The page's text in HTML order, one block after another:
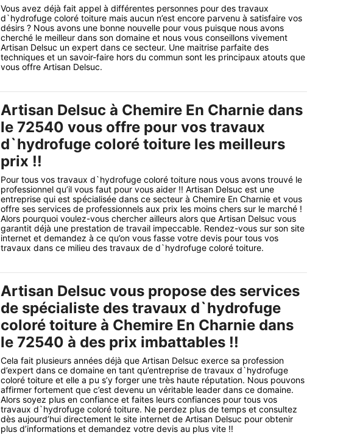
Vous avez déjà fait appel à différentes personnes pour des travaux
d`hydrofuge coloré toiture mais aucun n’est encore parvenu à satisfaire vos
désirs ? Nous avons une bonne nouvelle pour vous puisque nous avons
cherché le meilleur dans son domaine et nous vous conseillons vivement
Artisan Delsuc un expert dans ce secteur. Une maitrise parfaite des
techniques et un savoir-faire hors du commun sont les principaux atouts que
vous offre Artisan Delsuc.
Artisan Delsuc à Chemire En Charnie dans
le 72540 vous offre pour vos travaux
d`hydrofuge coloré toiture les meilleurs
prix !!
Pour tous vos travaux d`hydrofuge coloré toiture nous vous avons trouvé le
professionnel qu’il vous faut pour vous aider !! Artisan Delsuc est une
entreprise qui est spécialisée dans ce secteur à Chemire En Charnie et vous
offre ses services de professionnels aux prix les moins chers sur le marché !
Alors pourquoi voulez-vous chercher ailleurs alors que Artisan Delsuc vous
garantit déjà une prestation de travail impeccable. Rendez-vous sur son site
internet et demandez à ce qu’on vous fasse votre devis pour tous vos
travaux dans ce milieu des travaux de d`hydrofuge coloré toiture.
Artisan Delsuc vous propose des services
de spécialiste des travaux d`hydrofuge
coloré toiture à Chemire En Charnie dans
le 72540 à des prix imbattables !!
Cela fait plusieurs années déjà que Artisan Delsuc exerce sa profession
d’expert dans ce domaine en tant qu’entreprise de travaux d`hydrofuge
coloré toiture et elle a pu s’y forger une très haute réputation. Nous pouvons
affirmer fortement que c’est devenu un véritable leader dans ce domaine.
Alors soyez plus en confiance et faites leurs confiances pour tous vos
travaux d`hydrofuge coloré toiture. Ne perdez plus de temps et consultez
dès aujourd’hui directement le site internet de Artisan Delsuc pour obtenir
plus d’informations et demandez votre devis au plus vite !!